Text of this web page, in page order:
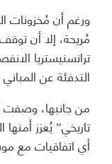
ورغم أن مُخزونات
مُريحة، إلا أن
ترانسنيستريا
التدفئة عن
من جانبها، وصفت
تاريخي” يُعزز
أي اتفاقيات مع